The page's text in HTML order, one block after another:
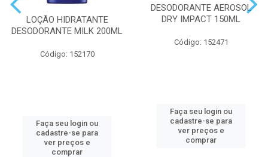
LOÇÃO HIDRATANTE
DESODORANTE MILK 200ML
Código: 152170
Faça seu login ou
cadastre-se para
ver preços e
comprar
DESODORANTE AEROSOL
DRY IMPACT 150ML
Código: 152471
Faça seu login ou
cadastre-se para
ver preços e
comprar